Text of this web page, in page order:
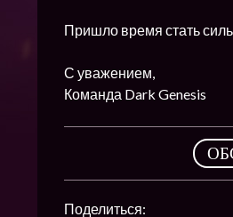
Пришло время стать
С уважением,
Команда Dark Genesis
Поделиться: